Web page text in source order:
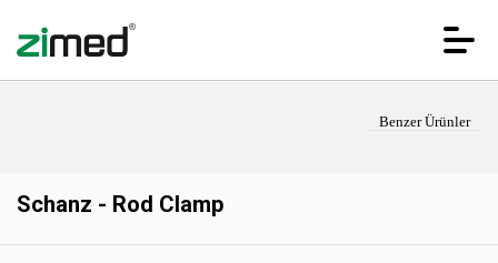
Benzer Ürünler
Schanz - Rod Clamp